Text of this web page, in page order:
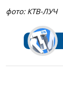
фото: КТВ-ЛУЧ